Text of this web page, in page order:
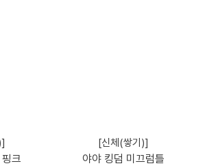
크
[신체(쌓기)]
야야 킹덤 미끄럼틀